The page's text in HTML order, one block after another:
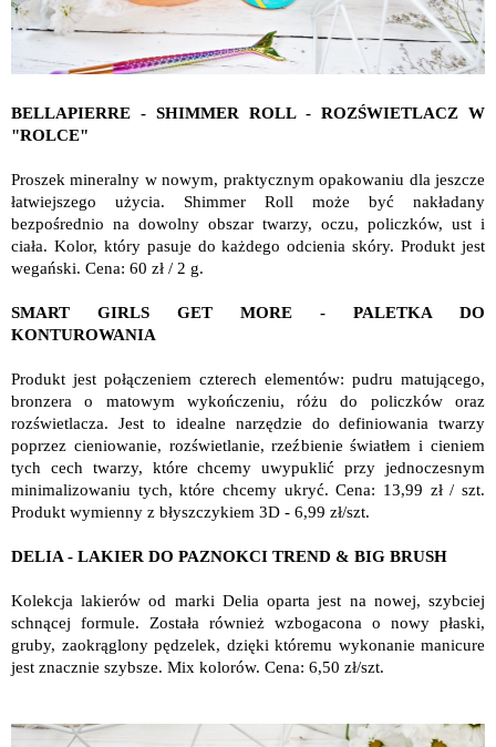
BELLAPIERRE - SHIMMER ROLL - ROZŚWIETLACZ W
"ROLCE"
Proszek mineralny w nowym, praktycznym opakowaniu dla jeszcze
łatwiejszego użycia. Shimmer Roll może być nakładany
bezpośrednio na dowolny obszar twarzy, oczu, policzków, ust i
ciała. Kolor, który pasuje do każdego odcienia skóry. Produkt jest
wegański. Cena: 60 zł / 2 g.
SMART GIRLS GET MORE - PALETKA DO
KONTUROWANIA
Produkt jest połączeniem czterech elementów: pudru matującego,
bronzera o matowym wykończeniu, różu do policzków oraz
rozświetlacza. Jest to idealne narzędzie do definiowania twarzy
poprzez cieniowanie, rozświetlanie, rzeźbienie światłem i cieniem
tych cech twarzy, które chcemy uwypuklić przy jednoczesnym
minimalizowaniu tych, które chcemy ukryć. Cena: 13,99 zł / szt.
Produkt wymienny z błyszczykiem 3D - 6,99 zł/szt.
DELIA - LAKIER DO PAZNOKCI TREND & BIG BRUSH
Kolekcja lakierów od marki Delia oparta jest na nowej, szybciej
schnącej formule. Została również wzbogacona o nowy płaski,
gruby, zaokrąglony pędzelek, dzięki któremu wykonanie manicure
jest znacznie szybsze. Mix kolorów. Cena: 6,50 zł/szt.